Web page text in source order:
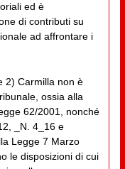
ed è
di contributi su
ad affrontare i
2) Carmilla non è
ossia alla
62/2001, nonché
_N. 4_16 e
Legge 7 Marzo
le disposizioni di cui